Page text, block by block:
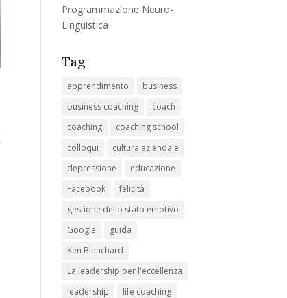
Programmazione Neuro-
Linguistica
Tag
apprendimento
business
business coaching
coach
coaching
coaching school
colloqui
cultura aziendale
depressione
educazione
Facebook
felicità
gestione dello stato emotivo
Google
guida
Ken Blanchard
La leadership per l'eccellenza
leadership
life coaching